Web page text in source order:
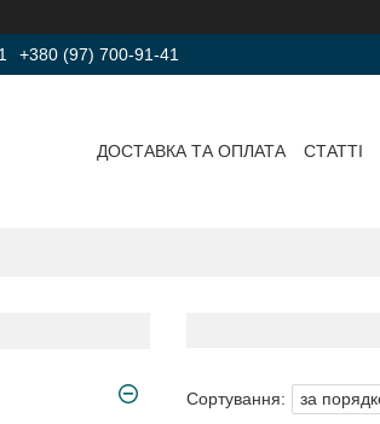
+380 (97) 700-91-41
ДОСТАВКА ТА ОПЛАТА СТАТТІ